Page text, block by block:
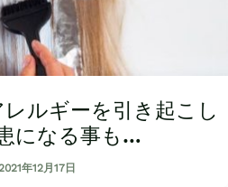
ルギーを引き起こし
になる事も…
年12月17日